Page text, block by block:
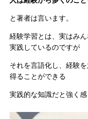
と著者は言います。
経験学習とは、実はみ
実践しているのですが
それを言語化し、経験
得ることができる
実践的な知識だと強く感